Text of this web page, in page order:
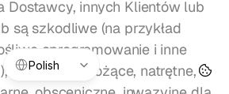
Dostawcy, innych Klientów lub
są szkodliwe (na przykład
oprogramowanie i inne
obraźliwe, grożące, natrętne,
Select Language
Polish